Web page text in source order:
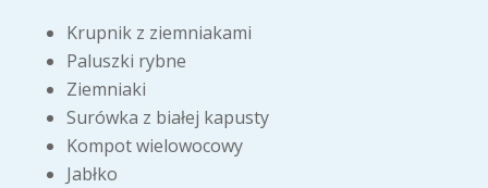
Krupnik z ziemniakami
Paluszki rybne
Ziemniaki
Surówka z białej kapusty
Kompot wielowocowy
Jabłko